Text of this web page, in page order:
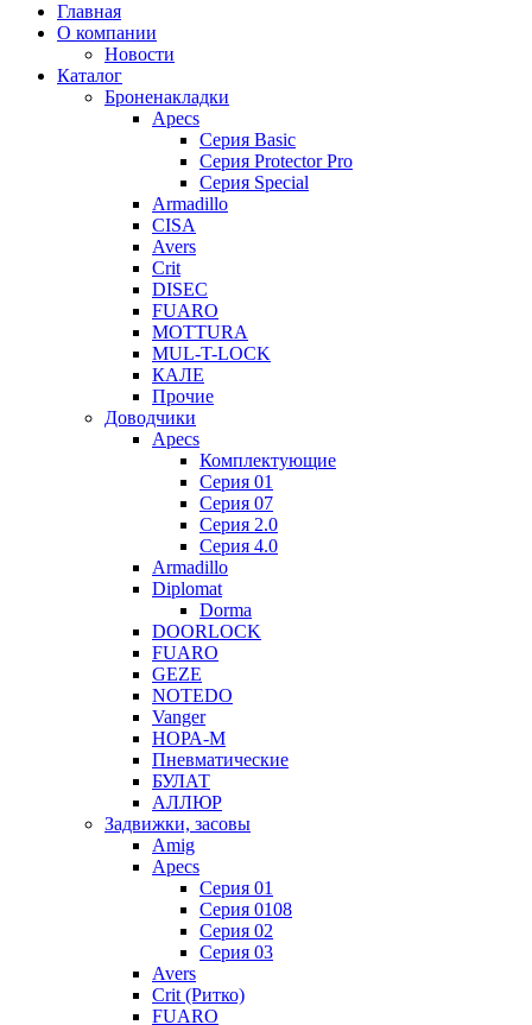
Главная
О компании
Новости
Каталог
Броненакладки
Apecs
Серия Basic
Серия Protector Pro
Серия Special
Armadillo
CISA
Avers
Crit
DISEC
FUARO
MOTTURA
MUL-T-LOCK
КАЛЕ
Прочие
Доводчики
Apecs
Комплектующие
Серия 01
Серия 07
Серия 2.0
Серия 4.0
Armadillo
Diplomat
Dorma
DOORLOCK
FUARO
GEZE
NOTEDO
Vanger
НОРА-М
Пневматические
БУЛАТ
АЛЛЮР
Задвижки, засовы
Amig
Apecs
Серия 01
Серия 0108
Серия 02
Серия 03
Avers
Crit (Ритко)
FUARO